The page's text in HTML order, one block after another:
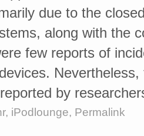
due to the
along with the
few reports of
by
iPodlounge, Permalink